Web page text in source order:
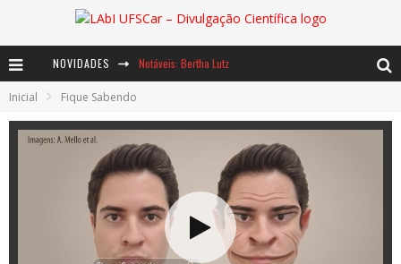
NOVIDADES Notáveis: Bertha Lutz
Ents: a voz das florestas
Inicial Fique Sabendo